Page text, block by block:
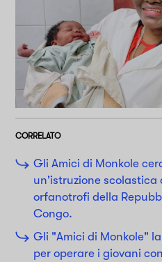
CORRELATO
Gli Amici di Monkole
un'istruzione scolastica
orfanotrofi della
Congo.
Gli "Amici di Monkole"
per operare i giovani